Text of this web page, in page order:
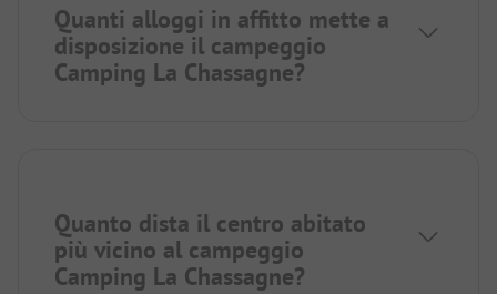
Quanti alloggi in affitto mette a
disposizione il campeggio
Camping La Chassagne?
Quanto dista il centro abitato
più vicino al campeggio
Camping La Chassagne?